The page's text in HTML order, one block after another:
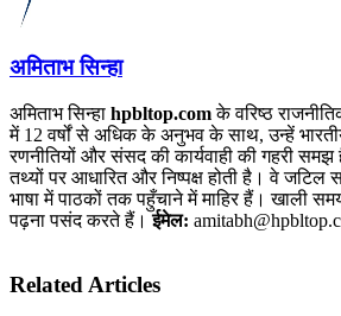
अमिताभ सिन्हा
अमिताभ सिन्हा hpbltop.comके वरिष्ठ
में 12 वर्षों से अधिक के अनुभव के साथ, उन्हें
रणनीतियों और संसद की कार्यवाही की गहरी समझ
तथ्यों पर आधारित और निष्पक्ष होती है। वे जटिल
भाषा में पाठकों तक पहुँचाने में माहिर हैं। खाली
पढ़ना पसंद करते हैं।ईमेल:
Related Articles